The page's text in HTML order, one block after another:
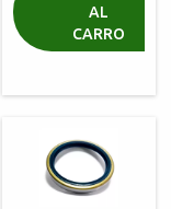
AL
CARRO